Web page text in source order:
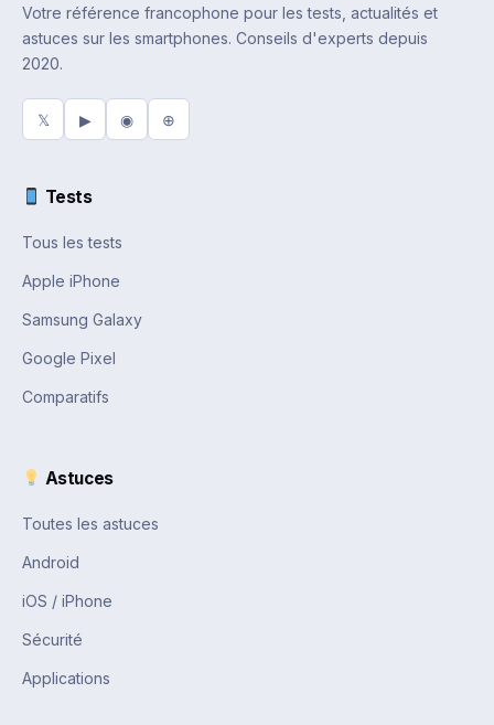
Votre référence francophone pour les tests, actualités et
astuces sur les smartphones. Conseils d'experts depuis
2020.
𝕏 ▶ ◉ ⊕
Tests
Tous les tests
Apple iPhone
Samsung Galaxy
Google Pixel
Comparatifs
Astuces
Toutes les astuces
Android
iOS / iPhone
Sécurité
Applications